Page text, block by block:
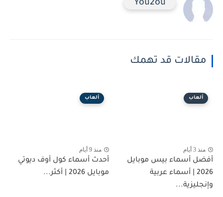
You2ou
مقالات قد تهمك
ألعاب
منذ 3 أيام
أفضل أسماء بيس موبايل
2026 | أسماء عربية
وإنجليزية...
ألعاب
منذ 9 أيام
أحدث أسماء كول أوف ديوتي
موبايل 2026 | أكثر...